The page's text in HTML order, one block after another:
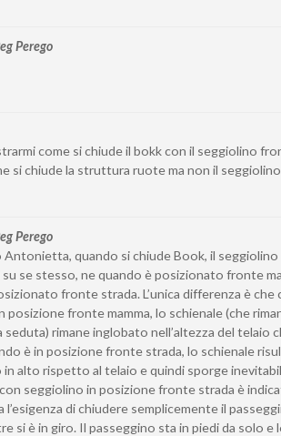
Perego
come si chiude il bokk con il seggiolino
si chiude la struttura ruote ma non il seggiolino
Perego
quando si chiude Book, il seggiolino
su se stesso, ne quando è posizionato fronte
fronte strada. L’unica differenza è che
posizione fronte mamma, lo schienale (che
seduta) rimane inglobato nell’altezza del telaio
è in posizione fronte strada, lo schienale
alto rispetto al telaio e quindi sporge
seggiolino in posizione fronte strada è
l’esigenza di chiudere semplicemente il
si è in giro. Il passeggino sta in piedi da solo e